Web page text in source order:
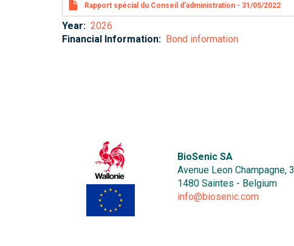
Rapport spécial du Conseil d'administration - 31/05/2022
Year
2026
Financial Information
Bond information
BioSenic SA
Avenue Leon Champagne, 3
1480 Saintes - Belgium
info@biosenic.com